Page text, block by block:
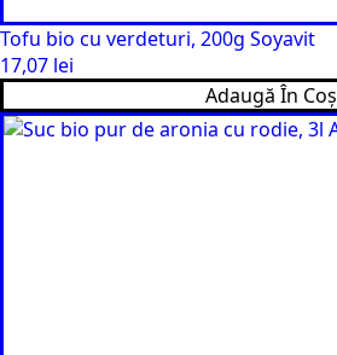
Tofu bio cu verdeturi, 200g Soyavit
17,07 lei
Adaugă În Coș